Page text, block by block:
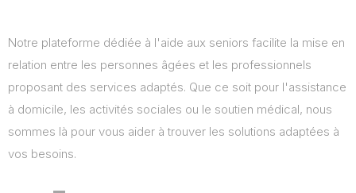
Notre plateforme dédiée à l'aide aux seniors facilite la mise en
relation entre les personnes âgées et les professionnels
proposant des services adaptés. Que ce soit pour l'assistance
à domicile, les activités sociales ou le soutien médical, nous
sommes là pour vous aider à trouver les solutions adaptées à
vos besoins.